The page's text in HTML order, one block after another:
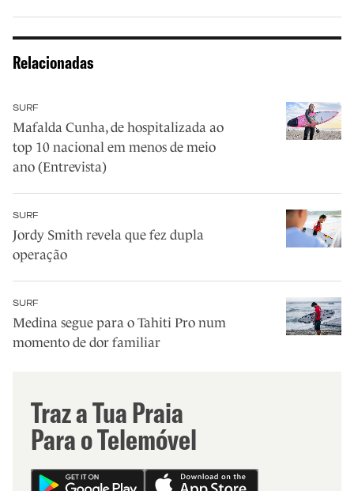
Relacionadas
SURF
Mafalda Cunha, de hospitalizada ao
top 10 nacional em menos de meio
ano (Entrevista)
SURF
Jordy Smith revela que fez dupla
operação
SURF
Medina segue para o Tahiti Pro num
momento de dor familiar
Traz a Tua Praia
Para o Telemóvel